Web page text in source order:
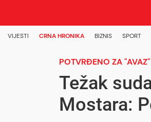
VIJESTI CRNA HRONIKA BIZNIS SPORT
POTVRĐENO ZA "AVAZ"
Težak
Mostara: